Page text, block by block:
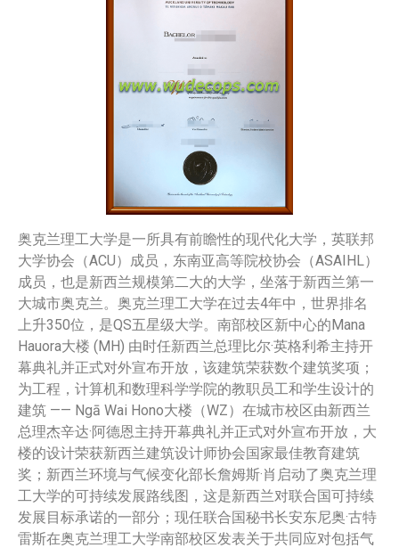
奥克兰理工大学是一所具有前瞻性的现代化大学，英联邦
大学协会（ACU）成员，东南亚高等院校协会（ASAIHL）
成员，也是新西兰规模第二大的大学，坐落于新西兰第一
大城市奥克兰。奥克兰理工大学在过去4年中，世界排名
上升350位，是QS五星级大学。南部校区新中心的Mana
Hauora大楼 (MH) 由时任新西兰总理比尔·英格利希主持开
幕典礼并正式对外宣布开放，该建筑荣获数个建筑奖项；
为工程，计算机和数理科学学院的教职员工和学生设计的
建筑 —— Ngā Wai Hono大楼（WZ）在城市校区由新西兰
总理杰辛达·阿德恩主持开幕典礼并正式对外宣布开放，大
楼的设计荣获新西兰建筑设计师协会国家最佳教育建筑
奖；新西兰环境与气候变化部长詹姆斯·肖启动了奥克兰理
工大学的可持续发展路线图，这是新西兰对联合国可持续
发展目标承诺的一部分；现任联合国秘书长安东尼奥·古特
雷斯在奥克兰理工大学南部校区发表关于共同应对包括气